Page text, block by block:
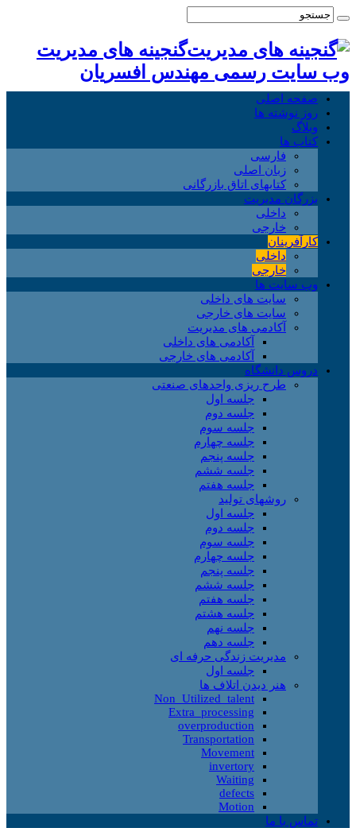
گنجینه های مدیریت
وب سایت رسمی مهندس افسریان
صفحه اصلی
روز نوشته ها
وبلاگ
کتاب ها
فارسی
زبان اصلی
کتابهای اتاق بازرگانی
بزرگان مدیریت
داخلی
خارجی
کارآفرینان
داخلی
خارجی
وب سایت ها
سایت های داخلی
سایت های خارجی
آکادمی های مدیریت
آکادمی های داخلی
آکادمی های خارجی
دروس دانشگاه
طرح ریزی واحدهای صنعتی
جلسه اول
جلسه دوم
جلسه سوم
جلسه چهارم
جلسه پنجم
جلسه ششم
جلسه هفتم
روشهای تولید
جلسه اول
جلسه دوم
جلسه سوم
جلسه چهارم
جلسه پنجم
جلسه ششم
جلسه هفتم
جلسه هشتم
جلسه نهم
جلسه دهم
مدیریت زندگی حرفه ای
جلسه اول
هنر دیدن اتلاف ها
Non_Utilized_talent
Extra_processing
overproduction
Transportation
Movement
invertory
Waiting
defects
Motion
تماس با ما